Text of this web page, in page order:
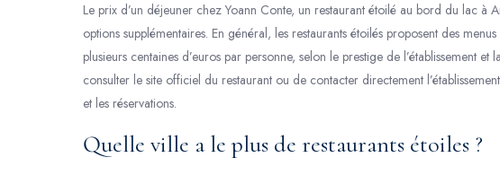
Le prix d’un déjeuner chez Yoann Conte, un restaurant étoilé au bord du lac à
options supplémentaires. En général, les restaurants étoilés proposent des
plusieurs centaines d’euros par personne, selon le prestige de l’établissement
consulter le site officiel du restaurant ou de contacter directement
et les réservations.
Quelle ville a le plus de restaurants étoiles ?